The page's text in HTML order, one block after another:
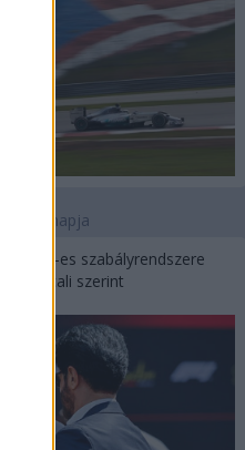
2 napja
jövő F1-es szabályrendszere
Domenicali szerint